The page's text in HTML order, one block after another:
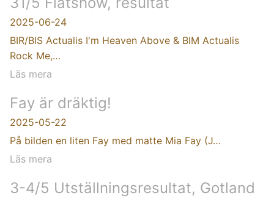
2025-06-24
BIR/BIS Actualis I'm Heaven Above & BIM Actualis
Rock Me,…
Läs mera
Fay är dräktig!
2025-05-22
På bilden en liten Fay med matte Mia Fay (J…
Läs mera
3-4/5 Utställningsresultat, Gotland